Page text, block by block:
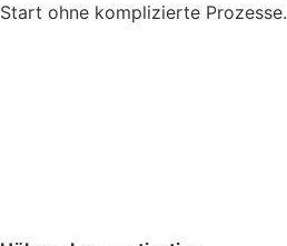
Start ohne komplizierte Prozesse.